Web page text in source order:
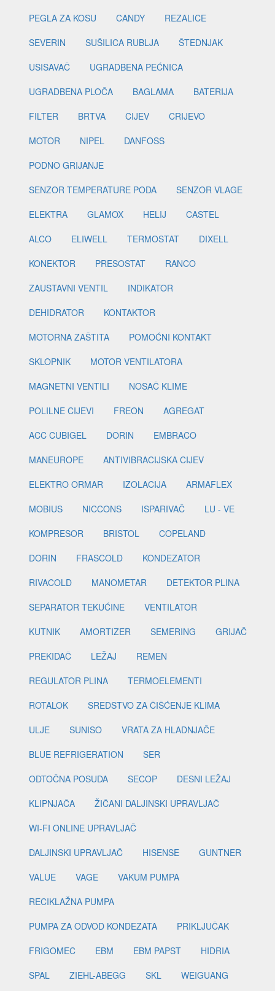
PEGLA ZA KOSU
CANDY
REZALICE
SEVERIN
SUŠILICA RUBLJA
ŠTEDNJAK
USISAVAČ
UGRADBENA PEĆNICA
UGRADBENA PLOČA
BAGLAMA
BATERIJA
FILTER
BRTVA CIJEV
CRIJEVO
MOTOR
NIPEL
DANFOSS
PODNO GRIJANJE
SENZOR TEMPERATURE PODA
SENZOR VLAGE
ELEKTRA
GLAMOX HELIJ
CASTEL
ALCO
ELIWELL TERMOSTAT
DIXELL
KONEKTOR
PRESOSTAT
RANCO
ZAUSTAVNI VENTIL
INDIKATOR
DEHIDRATOR
KONTAKTOR
MOTORNA ZAŠTITA
POMOĆNI KONTAKT
SKLOPNIK
MOTOR VENTILATORA
MAGNETNI VENTILI
NOSAČ KLIME
POLILNE CIJEVI
FREON
AGREGAT
ACC CUBIGEL
DORIN
EMBRACO
MANEUROPE
ANTIVIBRACIJSKA CIJEV
ELEKTRO ORMAR
IZOLACIJA
ARMAFLEX
MOBIUS
NICCONS ISPARIVAČ
LU - VE
KOMPRESOR
BRISTOL
COPELAND
DORIN
FRASCOLD
KONDEZATOR
RIVACOLD
MANOMETAR
DETEKTOR PLINA
SEPARATOR TEKUĆINE
VENTILATOR
KUTNIK
AMORTIZER SEMERING
GRIJAČ
PREKIDAČ
LEŽAJ
REMEN
REGULATOR PLINA
TERMOELEMENTI
ROTALOK
SREDSTVO ZA ČIŠĆENJE KLIMA
ULJE
SUNISO
VRATA ZA HLADNJAČE
BLUE REFRIGERATION
SER
ODTOČNA POSUDA
SECOP
DESNI LEŽAJ
KLIPNJAČA
ŽIČANI DALJINSKI UPRAVLJAČ
WI-FI ONLINE UPRAVLJAČ
DALJINSKI UPRAVLJAČ
HISENSE
GUNTNER
VALUE
VAGE
VAKUM PUMPA
RECIKLAŽNA PUMPA
PUMPA ZA ODVOD KONDEZATA
PRIKLJUČAK
FRIGOMEC
EBM EBM PAPST
HIDRIA
SPAL
ZIEHL-ABEGG SKL WEIGUANG